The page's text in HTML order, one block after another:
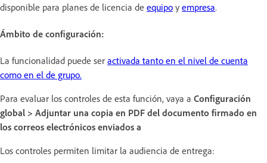
disponible para planes de licencia de equipo y empresa.
Ámbito de configuración:
La funcionalidad puede ser activada tanto en el nivel de cuenta
como en el de grupo.
Para evaluar los controles de esta función, vaya a Configuración
global > Adjuntar una copia en PDF del documento firmado en
los correos electrónicos enviados a
Los controles permiten limitar la audiencia de entrega: